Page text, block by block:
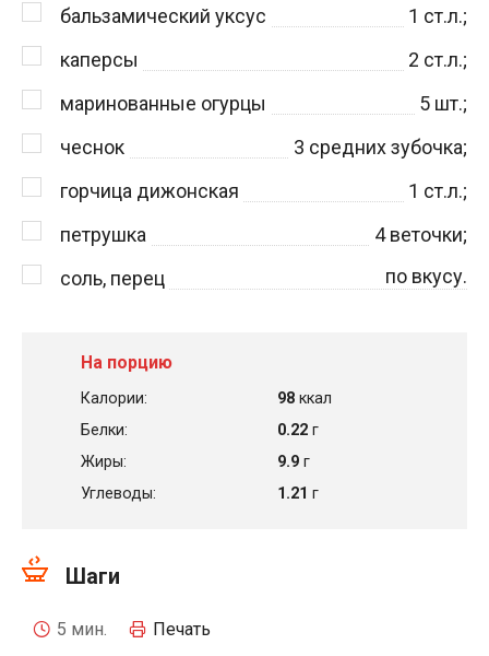
бальзамический уксус 1 ст.л.;
каперсы
2 ст.л.;
маринованные огурцы
5 шт.;
чеснок
3 средних зубочка;
горчица дижонская
1 ст.л.;
петрушка
4веточки;
соль, перец
по вкусу.
На порцию
Калории: 98 ккал
Белки:
0.22 г
Жиры:
9.9 г
Углеводы:
1.21 г
Шаги
5 мин. Печать